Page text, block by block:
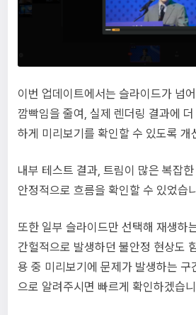
이번 업데이트에서는 슬라이드가 넘
깜빡임을 줄여, 실제 렌더링 결과에
하게 미리보기를 확인할 수 있도록 개
내부 테스트 결과, 트림이 많은 복잡
안정적으로 흐름을 확인할 수 있었습
또한 일부 슬라이드만 선택해 재생하
간헐적으로 발생하던 불안정 현상도
용 중 미리보기에 문제가 발생하는 구
으로 알려주시면 빠르게 확인하겠습